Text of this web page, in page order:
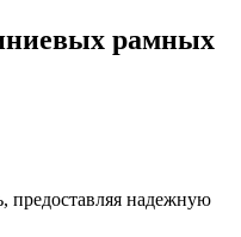
рамных
предоставляя надежную